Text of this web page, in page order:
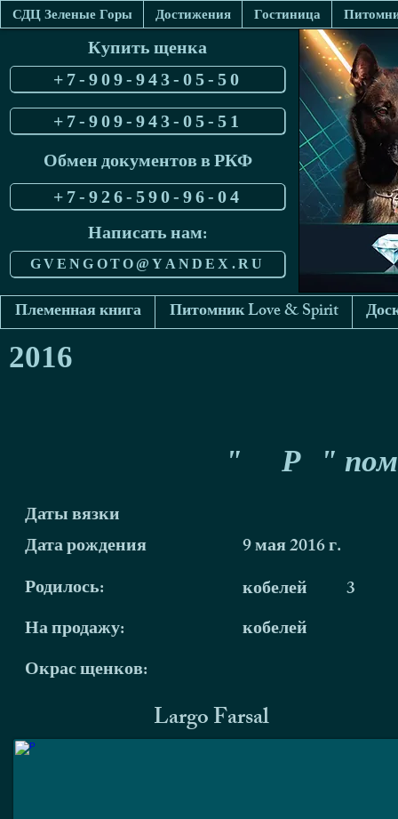
СДЦ Зеленые Горы Достижения Гостиница
Купить щенка
+7-909-943-05-50
+7-909-943-05-51
Обмен документов в РКФ
+7-926-590-96-04
Написать нам:
GVENGOTO@YANDEX.RU
Племенная книга Питомник Love & Spirit
2016
" Р "
Даты вязки
Дата рождения
9 мая 2016 г.
Родилось:
кобелей
3
На продажу:
кобелей
Окрас щенков:
Largo Farsal